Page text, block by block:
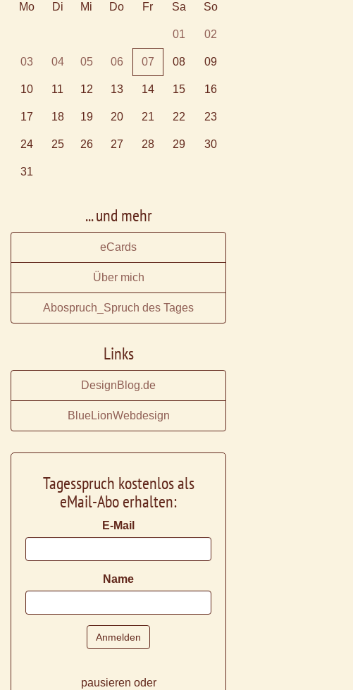
Mo Di Mi Do Fr Sa So
01 02
03 04 05 06 07 08 09
10 11 12 13 14 15 16
17 18 19 20 21 22 23
24 25 26 27 28 29 30
31
... und mehr
eCards
Über mich
Abospruch_Spruch des Tages
Links
DesignBlog.de
BlueLionWebdesign
Tagesspruch kostenlos als
eMail-Abo erhalten:
E-Mail
Name
pausieren oder